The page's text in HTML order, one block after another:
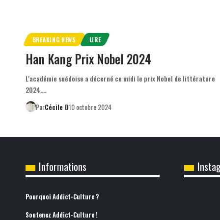
BREAKING NEWS LIRE
Han Kang Prix Nobel 2024
L'académie suédoise a décerné ce midi le prix Nobel de littérature
2024.…
ParCécile D10 octobre 2024
Informations
Pourquoi Addict-Culture ?
Soutenez Addict-Culture !